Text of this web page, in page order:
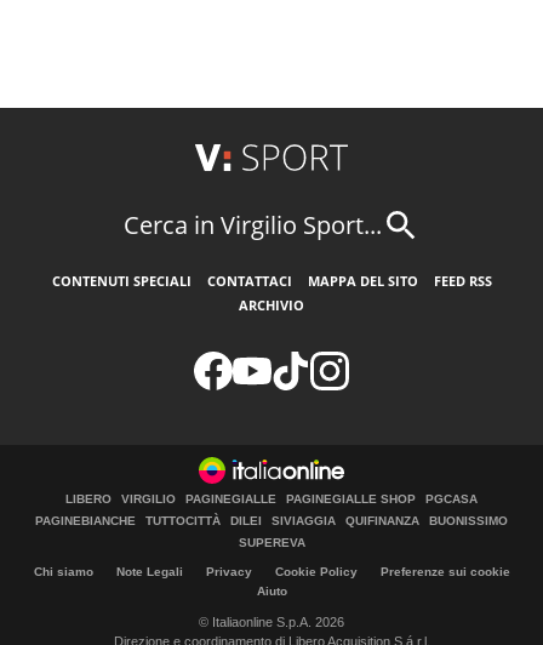
Cerca in Virgilio Sport...
CONTENUTI SPECIALI CONTATTACI MAPPA DEL SITO
FEED RSS
ARCHIVIO
LIBERO VIRGILIO PAGINEGIALLE PAGINEGIALLE SHOP
PGCASA
PAGINEBIANCHE
TUTTOCITTÀ DILEI SIVIAGGIA QUIFINANZA
BUONISSIMO
SUPEREVA
Chi siamo Note Legali Privacy Cookie Policy
Preferenze sui cookie
Aiuto
© Italiaonline S.p.A. 2026
Direzione e coordinamento di Libero Acquisition S.á r.l.